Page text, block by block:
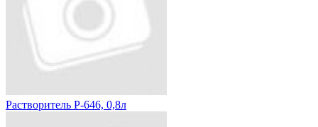
Растворитель Р-646, 0,8л